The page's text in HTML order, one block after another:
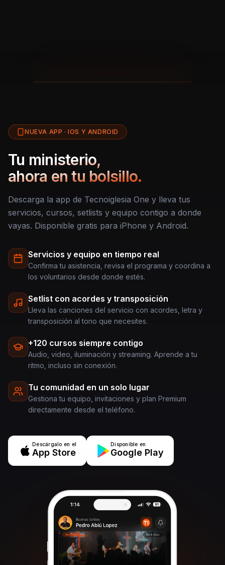
NUEVA APP · IOS Y ANDROID
Tu ministerio,
ahora en tu bolsillo.
Descarga la app de Tecnoiglesia One y lleva tus
servicios, cursos, setlists y equipo contigo a donde
vayas. Disponible gratis para iPhone y Android.
Servicios y equipo en tiempo real
Confirma tu asistencia, revisa el programa y coordina a
los voluntarios desde donde estés.
Setlist con acordes y transposición
Lleva las canciones del servicio con acordes, letra y
transposición al tono que necesites.
+120 cursos siempre contigo
Audio, video, iluminación y streaming. Aprende a tu
ritmo, incluso sin conexión.
Tu comunidad en un solo lugar
Gestiona tu equipo, invitaciones y plan Premium
directamente desde el teléfono.
Descárgalo en el
App Store
Disponible en
Google Play